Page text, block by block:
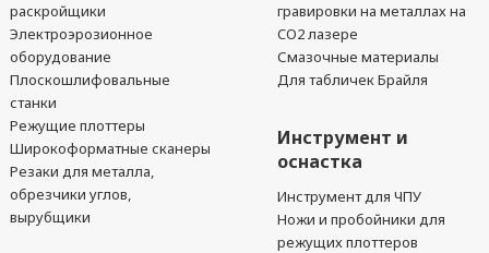
раскройщики
Электроэрозионное
оборудование
Плоскошлифовальные
станки
Режущие плоттеры
Широкоформатные сканеры
Резаки для металла,
обрезчики углов,
вырубщики
гравировки на металлах на
CO2 лазере
Смазочные материалы
Для табличек Брайля
Инструмент и
оснастка
Инструмент для ЧПУ
Ножи и пробойники для
режущих плоттеров